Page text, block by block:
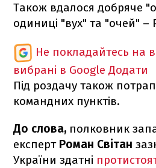
Також вдалося добряче
одиниці "вух" та "очей" –
Не покладайтесь на
вибрані в Google Додати
Під роздачу також
командних пунктів.
До слова, полковник
експерт Роман Світан
України здатні